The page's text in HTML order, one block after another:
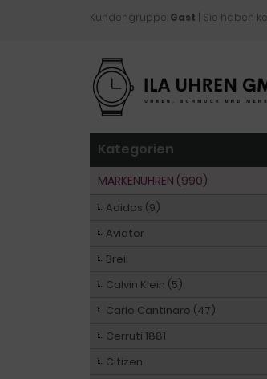
Kundengruppe: Gast | Sie haben
Kategorien
MARKENUHREN (990)
Adidas (9)
Aviator
Breil
Calvin Klein (5)
Carlo Cantinaro (47)
Cerruti 1881
Citizen